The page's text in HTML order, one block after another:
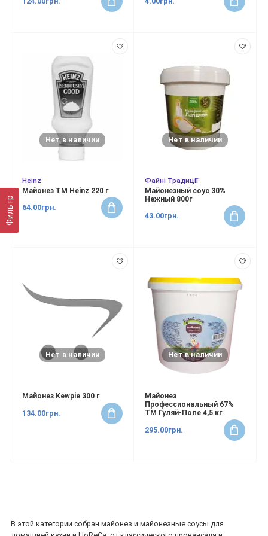
Фильтр
Нет в наличии
Heinz
Майонез ТМ Heinz 220 г
64.00грн.
Нет в наличии
Файні Традиції
Майонезный соус 30%
Нежный 800г
43.00грн.
Нет в наличии
Майонез Kewpie 300 г
134.00грн.
Нет в наличии
Майонез
Профессиональный 67%
ТМ Гуляй-Поле 4,5 кг
295.00грн.
В этой категории собран майонез и майонезные соусы для